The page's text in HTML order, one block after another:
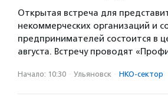
Открытая встреча для
некоммерческих организаций и
предпринимателей состоится в
августа. Встречу проводят
Начало: 10:30 · Ульяновск · НКО-сектор